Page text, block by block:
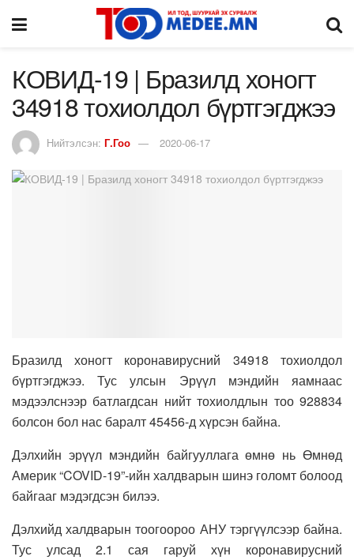
КОВИД-19 | Бразилд хоногт
34918 тохиолдол бүртгэгджээ
Нийтэлсэн: Г.Гоо 2020-06-17
Бразилд хоногт коронавирусний 34918 тохиолдол
бүртгэгджээ. Тус улсын Эрүүл мэндийн яамнаас
мэдээлснээр батлагдсан нийт тохиолдлын тоо 928834
болсон бол нас баралт 45456-д хүрсэн байна.
Дэлхийн эрүүл мэндийн байгууллага өмнө нь Өмнөд
Америк “COVID-19”-ийн халдварын шинэ голомт болоод
байгааг мэдэгдсэн билээ.
Дэлхийд халдварын тоогоороо АНУ тэргүүлсээр байна.
Тус улсад 2.1 сая гаруй хүн коронавирусний